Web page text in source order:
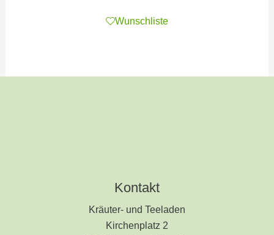
Wunschliste
Kontakt
Kräuter- und Teeladen
Kirchenplatz 2